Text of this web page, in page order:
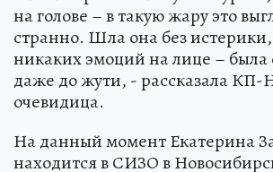
на голове – в такую жару это
странно. Шла она без
никаких эмоций на лице – была
даже до жути, - рассказала КП-
очевидица.
На данный момент Екатерина
находится в СИЗО в